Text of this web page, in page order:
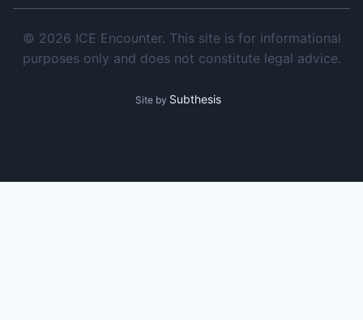
© 2026 ICE Encounter. This site is for informational
purposes only and does not constitute legal advice.
Site by Subthesis